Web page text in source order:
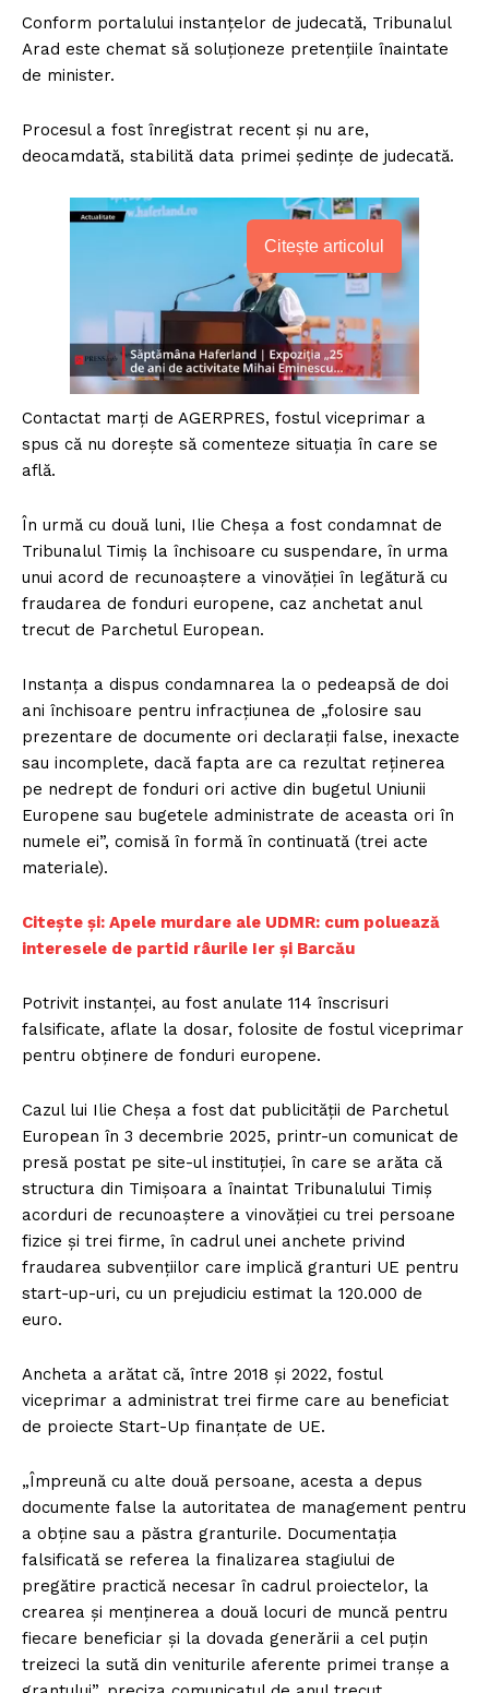
Conform portalului instanţelor de judecată, Tribunalul
Arad este chemat să soluţioneze pretenţiile înaintate
de minister.
Procesul a fost înregistrat recent şi nu are,
deocamdată, stabilită data primei şedinţe de judecată.
Citește articolul
Contactat marţi de AGERPRES, fostul viceprimar a
spus că nu doreşte să comenteze situaţia în care se
află.
În urmă cu două luni, Ilie Cheşa a fost condamnat de
Tribunalul Timiş la închisoare cu suspendare, în urma
unui acord de recunoaştere a vinovăţiei în legătură cu
fraudarea de fonduri europene, caz anchetat anul
trecut de Parchetul European.
Instanţa a dispus condamnarea la o pedeapsă de doi
ani închisoare pentru infracţiunea de „folosire sau
prezentare de documente ori declaraţii false, inexacte
sau incomplete, dacă fapta are ca rezultat reţinerea
pe nedrept de fonduri ori active din bugetul Uniunii
Europene sau bugetele administrate de aceasta ori în
numele ei”, comisă în formă în continuată (trei acte
materiale).
Citește și: Apele murdare ale UDMR: cum poluează
interesele de partid râurile Ier și Barcău
Potrivit instanţei, au fost anulate 114 înscrisuri
falsificate, aflate la dosar, folosite de fostul viceprimar
pentru obţinere de fonduri europene.
Cazul lui Ilie Cheşa a fost dat publicităţii de Parchetul
European în 3 decembrie 2025, printr-un comunicat de
presă postat pe site-ul instituţiei, în care se arăta că
structura din Timişoara a înaintat Tribunalului Timiş
acorduri de recunoaştere a vinovăţiei cu trei persoane
fizice şi trei firme, în cadrul unei anchete privind
fraudarea subvenţiilor care implică granturi UE pentru
start-up-uri, cu un prejudiciu estimat la 120.000 de
euro.
Ancheta a arătat că, între 2018 şi 2022, fostul
viceprimar a administrat trei firme care au beneficiat
de proiecte Start-Up finanţate de UE.
„Împreună cu alte două persoane, acesta a depus
documente false la autoritatea de management pentru
a obţine sau a păstra granturile. Documentaţia
falsificată se referea la finalizarea stagiului de
pregătire practică necesar în cadrul proiectelor, la
crearea şi menţinerea a două locuri de muncă pentru
fiecare beneficiar şi la dovada generării a cel puţin
treizeci la sută din veniturile aferente primei tranşe a